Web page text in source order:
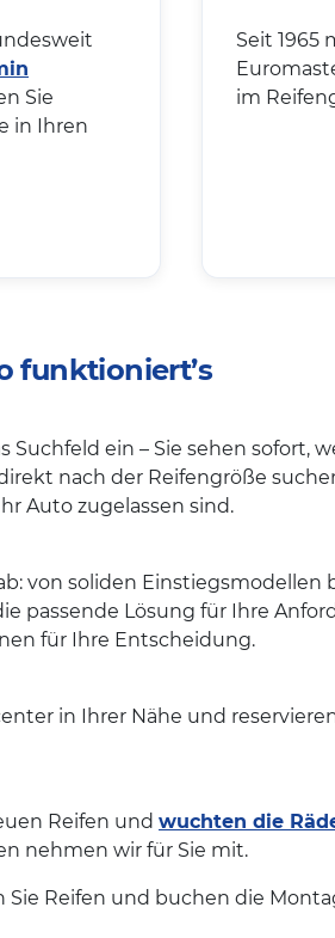
Sie
in Ihren
Seit 1965
im
funktioniert’s
Suchfeld ein – Sie sehen sofort,
nach der Reifengröße
Auto zugelassen sind.
von soliden Einstiegsmodellen
passende Lösung für Ihre
für Ihre Entscheidung.
in Ihrer Nähe und
Reifen und wuchten die
nehmen wir für Sie mit.
Sie Reifen und buchen die